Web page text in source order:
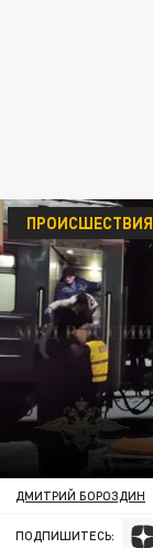
ПРОИСШЕСТВИЯ
ДМИТРИЙ БОРОЗДИН
ПОДПИШИТЕСЬ: